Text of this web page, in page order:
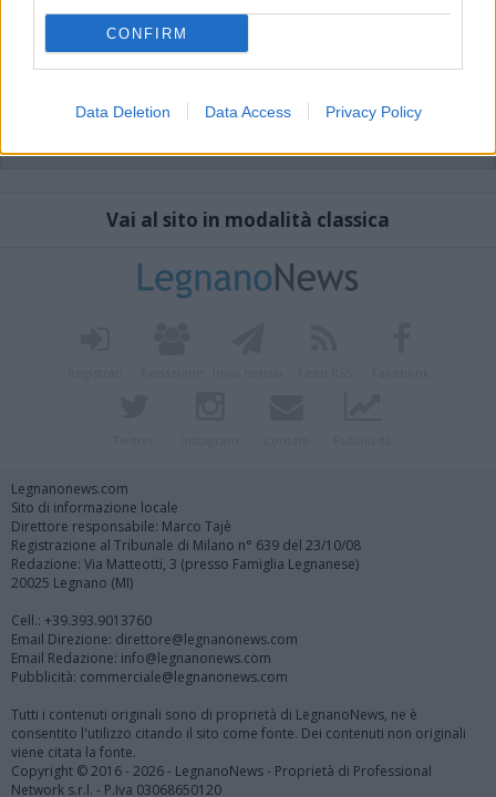
CONFIRM
Data Deletion Data Access Privacy Policy
Vai al sito in modalità classica
Legnanonews.com
Sito di informazione locale
Direttore responsabile: Marco Tajè
Registrazione al Tribunale di Milano n° 639 del 23/10/08
Redazione: Via Matteotti, 3 (presso Famiglia Legnanese)
20025 Legnano (MI)
Cell.: +39.393.9013760
Email Direzione: direttore@legnanonews.com
Email Redazione: info@legnanonews.com
Pubblicità: commerciale@legnanonews.com
Tutti i contenuti originali sono di proprietà di LegnanoNews, ne è
consentito l'utilizzo citando il sito come fonte. Dei contenuti non originali
viene citata la fonte.
Copyright © 2016 - 2026 - LegnanoNews - Proprietà di Professional
Network s.r.l. - P.Iva 03068650120